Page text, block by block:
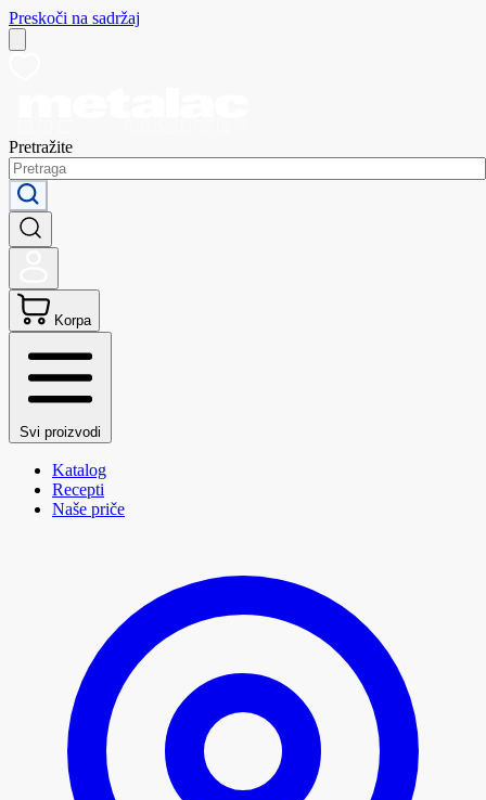
Preskoči na sadržaj
Pretražite
Korpa
Svi proizvodi
Katalog
Recepti
Naše priče